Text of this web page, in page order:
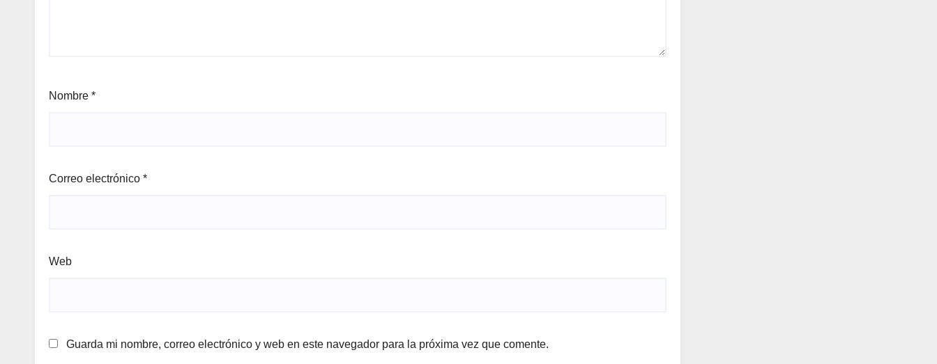
Nombre *
Correo electrónico *
Web
Guarda mi nombre, correo electrónico y web en este navegador para la próxima vez que comente.